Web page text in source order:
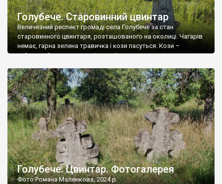
Голубече. Старовинний цвинтар
Величезний респект громаді села Голубече за стан
старовинного цвинтаря, розташованого на околиці. Чагарів
немає, гарна зелена травичка і кози пасуться. Кози –
найкращий регулятор шкідливої, для старих кладовищ,
бруньками, кози ті бруньки обгризають, бо то улюблений
делікатес. На цвинтарі у Голубечому ціла колекція
різноманітних форм хрестів. Село відносно невелике, […]
Голубече. Цвинтар. Фотогалерея
Фото Романа Маленкова, 2024 р.